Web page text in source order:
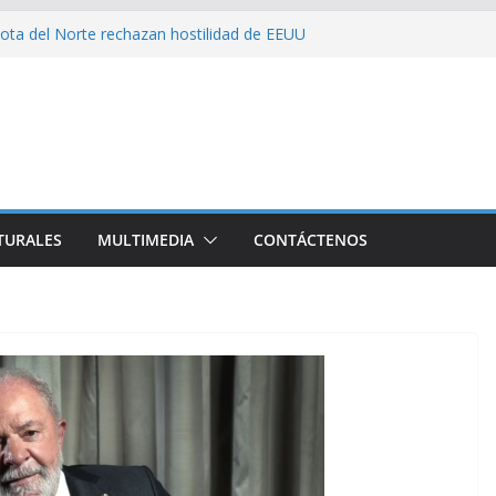
del Norte rechazan hostilidad de EEUU
y rebaja relación diplomática con
MULTIMEDIA CONTÁCTENOS